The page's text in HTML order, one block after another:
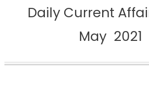
Daily Current
May 2021